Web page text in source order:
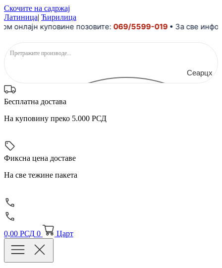
Скочите на садржај
Латиница| Ћирилица
онлајн куповине позовите:069/5599-019• За све
Сеарцх
Бесплатна достава
На куповину преко 5.000 РСД
Фиксна цена доставе
На све тежине пакета
0,00 РСД 0 Царт